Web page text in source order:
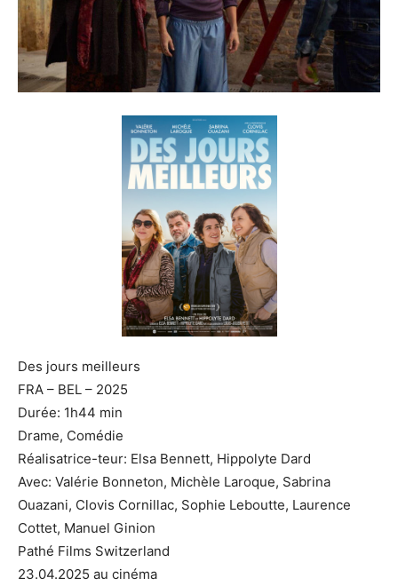
Des jours meilleurs
FRA – BEL – 2025
Durée: 1h44 min
Drame, Comédie
Réalisatrice-teur: Elsa Bennett, Hippolyte Dard
Avec: Valérie Bonneton, Michèle Laroque, Sabrina
Ouazani, Clovis Cornillac, Sophie Leboutte, Laurence
Cottet, Manuel Ginion
Pathé Films Switzerland
23.04.2025 au cinéma